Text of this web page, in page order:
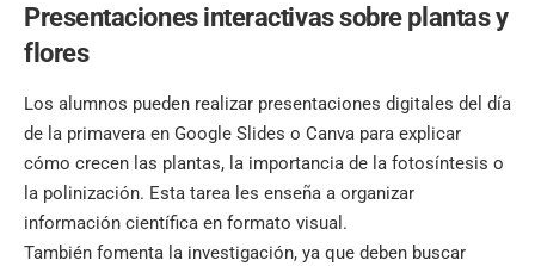
Presentaciones interactivas sobre plantas y
flores
Los alumnos pueden realizar presentaciones digitales del día
de la primavera en Google Slides o Canva para explicar
cómo crecen las plantas, la importancia de la fotosíntesis o
la polinización. Esta tarea les enseña a organizar
información científica en formato visual.
También fomenta la investigación, ya que deben buscar